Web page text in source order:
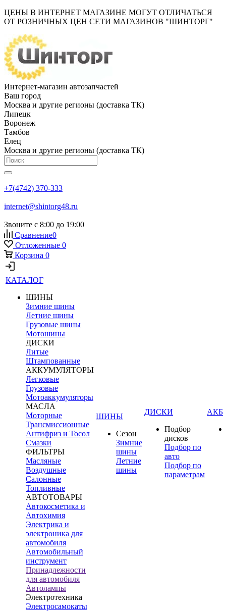
ЦЕНЫ В ИНТЕРНЕТ МАГАЗИНЕ МОГУТ ОТЛИЧАТЬСЯ
ОТ РОЗНИЧНЫХ ЦЕН СЕТИ МАГАЗИНОВ "ШИНТОРГ"
Интернет-магазин автозапчастей
Ваш город
Москва и другие регионы (доставка ТК)
Липецк
Воронеж
Тамбов
Елец
Москва и другие регионы (доставка ТК)
+7(4742) 370-333
internet@shintorg48.ru
Звоните с 8:00 до 19:00
Сравнение0
Отложенные 0
Корзина 0
КАТАЛОГ
ШИНЫ
Зимние шины
Летние шины
Грузовые шины
Мотошины
ДИСКИ
Литые
Штампованные
АККУМУЛЯТОРЫ
Легковые
Грузовые
Мотоаккумуляторы
МАСЛА
Моторные
Трансмиссионные
Антифриз и Тосол
Смазки
ФИЛЬТРЫ
Масляные
Воздушные
Салонные
Топливные
АВТОТОВАРЫ
Автокосметика и
Автохимия
Электрика и
электроника для
автомобиля
Автомобильный
инструмент
Принадлежности
для автомобиля
Автолампы
Электротехника
Электросамокаты
ШИНЫ
Сезон
Зимние
шины
Летние
шины
ДИСКИ
Подбор
дисков
Подбор по
авто
Подбор по
параметрам
АКБ